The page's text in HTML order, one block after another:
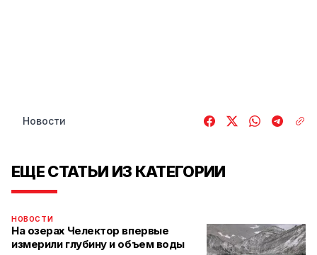
Новости
ЕЩЕ СТАТЬИ ИЗ КАТЕГОРИИ
НОВОСТИ
На озерах Челектор впервые
измерили глубину и объем воды